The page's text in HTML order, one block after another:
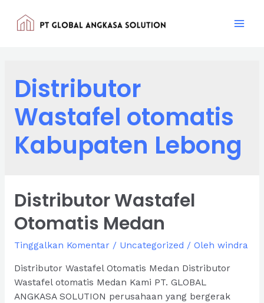
konten
Distributor
Wastafel otomatis
Kabupaten Lebong
Distributor Wastafel
Otomatis Medan
Tinggalkan Komentar / Uncategorized / Oleh windra
Distributor Wastafel Otomatis Medan Distributor
Wastafel otomatis Medan Kami PT. GLOBAL
ANGKASA SOLUTION perusahaan yang bergerak